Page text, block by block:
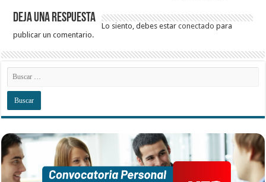
Deja una respuesta
Lo siento, debes estarconectado para
publicar un comentario.